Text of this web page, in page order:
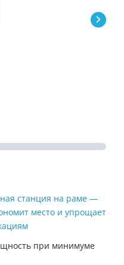
станция на раме —
место и упрощает
при минимуме